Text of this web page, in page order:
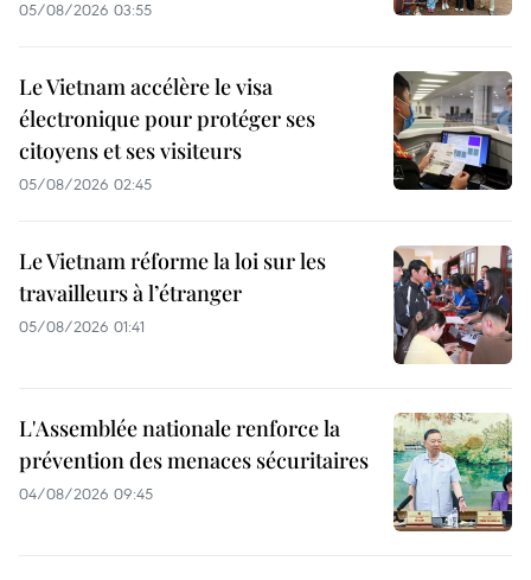
05/08/2026 03:55
Le Vietnam accélère le visa
électronique pour protéger ses
citoyens et ses visiteurs
05/08/2026 02:45
Le Vietnam réforme la loi sur les
travailleurs à l’étranger
05/08/2026 01:41
L'Assemblée nationale renforce la
prévention des menaces sécuritaires
04/08/2026 09:45